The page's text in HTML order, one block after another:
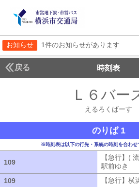
お知らせ 1件のお知らせがあります
戻る 時刻表
Ｌ６バー
えるろくばーす
のりば 1
※時刻表は以下の行先・系統の時刻を合わせ
109
【急行】(
駅前ゆき
109
【急行】横